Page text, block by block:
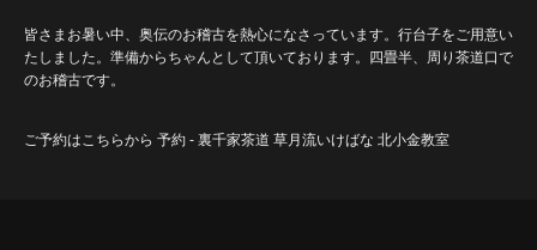
皆さまお暑い中、奥伝のお稽古を熱心になさっています。行台子をご用意い
たしました。準備からちゃんとして頂いております。四畳半、周り茶道口で
のお稽古です。
ご予約はこちらから 予約 - 裏千家茶道 草月流いけばな 北小金教室